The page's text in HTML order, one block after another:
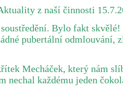
z naší činnosti
Bylo fakt
pubertální odmlouvání,
Mecháček, který nám
nechal každému jeden